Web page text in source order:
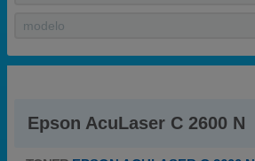
modelo
Epson AcuLaser C 2600 N